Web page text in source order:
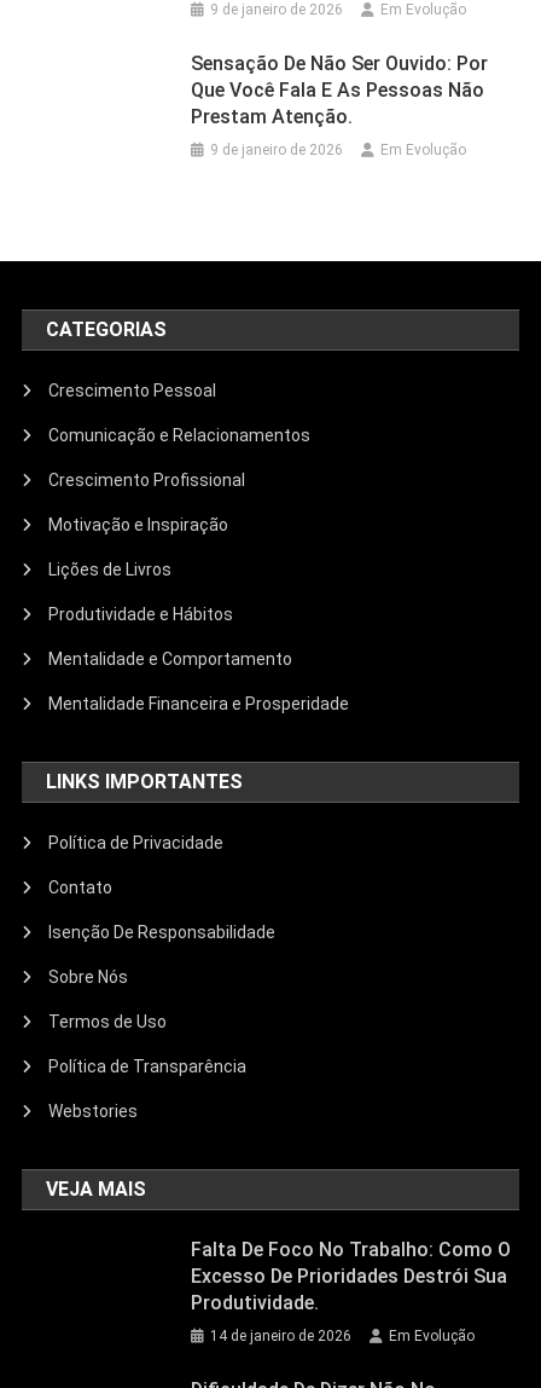
9 de janeiro de 2026 Em Evolução
Sensação De Não Ser Ouvido: Por
Que Você Fala E As Pessoas Não
Prestam Atenção.
9 de janeiro de 2026 Em Evolução
CATEGORIAS
Crescimento Pessoal
Comunicação e Relacionamentos
Crescimento Profissional
Motivação e Inspiração
Lições de Livros
Produtividade e Hábitos
Mentalidade e Comportamento
Mentalidade Financeira e Prosperidade
LINKS IMPORTANTES
Política de Privacidade
Contato
Isenção De Responsabilidade
Sobre Nós
Termos de Uso
Política de Transparência
Webstories
VEJA MAIS
Falta De Foco No Trabalho: Como O
Excesso De Prioridades Destrói Sua
Produtividade.
14 de janeiro de 2026 Em Evolução